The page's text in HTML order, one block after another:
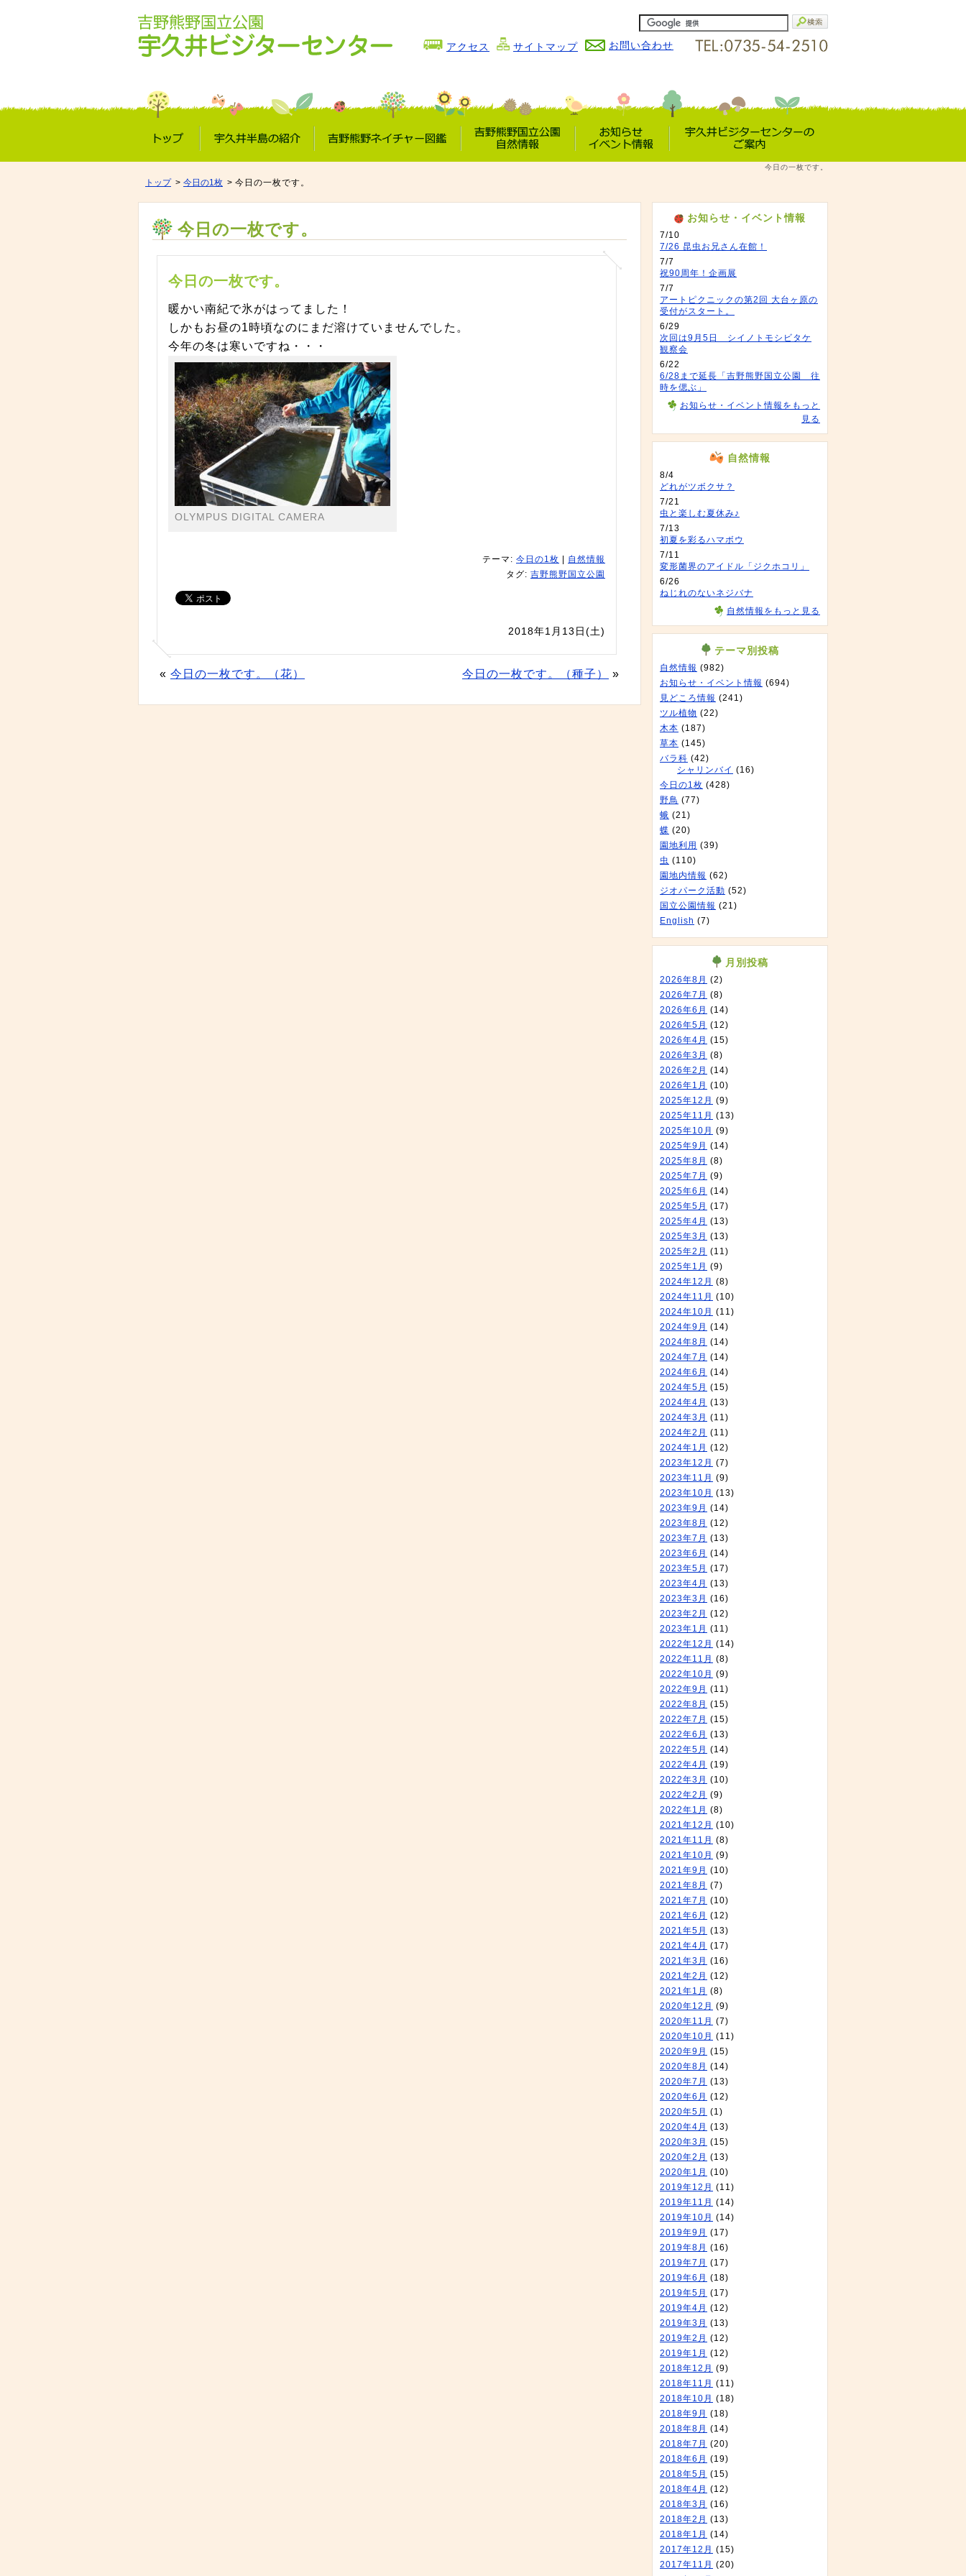
アクセス サイトマップ お問い合わせ
トップ 宇久井半島の紹介
吉野熊野
吉野熊野国立公園
お知らせ
宇久井VC今日の一枚です。
トップ 今日の1枚 今日の一枚です。
今日の一枚です。
今日の一枚です。
暖かい南紀で氷がはってました！
しかもお昼の1時頃なのにまだ溶けていませんでした。
今年の冬は寒いですね・・・
OLYMPUS DIGITAL CAMERA
テーマ: 今日の1枚
自然情報
タグ: 吉野熊野国立公園
2018年1月13日(土)
« 今日の一枚です。（花） 今日の一枚です。（種子） »
お知らせ・イベント情報
7/10
7/26 昆虫お兄さん在館！
7/7
祝90周年！企画展
7/7
アートピクニックの第2回 大台ヶ原の
受付がスタート。
6/29
次回は9月5日 シイノトモシビタケ
観察会
6/22
6/28まで延長「吉野熊野国立公園 往
時を偲ぶ」
お知らせ・イベント情報をもっと
見る
自然情報
8/4
どれがツボクサ？
7/21
虫と楽しむ夏休み♪
7/13
初夏を彩るハマボウ
7/11
変形菌界のアイドル「ジクホコリ」
6/26
ねじれのないネジバナ
自然情報をもっと見る
テーマ別投稿
自然情報 (982)
お知らせ・イベント情報 (694)
見どころ情報 (241)
ツル植物 (22)
木本 (187)
草本 (145)
バラ科 (42)
シャリンバイ (16)
今日の1枚 (428)
野鳥 (77)
蛾 (21)
蝶 (20)
園地利用 (39)
虫 (110)
園地内情報 (62)
ジオパーク活動 (52)
国立公園情報 (21)
English (7)
月別投稿
2026年8月 (2)
2026年7月 (8)
2026年6月 (14)
2026年5月 (12)
2026年4月 (15)
2026年3月 (8)
2026年2月 (14)
2026年1月 (10)
2025年12月 (9)
2025年11月 (13)
2025年10月 (9)
2025年9月 (14)
2025年8月 (8)
2025年7月 (9)
2025年6月 (14)
2025年5月 (17)
2025年4月 (13)
2025年3月 (13)
2025年2月 (11)
2025年1月 (9)
2024年12月 (8)
2024年11月 (10)
2024年10月 (11)
2024年9月 (14)
2024年8月 (14)
2024年7月 (14)
2024年6月 (14)
2024年5月 (15)
2024年4月 (13)
2024年3月 (11)
2024年2月 (11)
2024年1月 (12)
2023年12月 (7)
2023年11月 (9)
2023年10月 (13)
2023年9月 (14)
2023年8月 (12)
2023年7月 (13)
2023年6月 (14)
2023年5月 (17)
2023年4月 (13)
2023年3月 (16)
2023年2月 (12)
2023年1月 (11)
2022年12月 (14)
2022年11月 (8)
2022年10月 (9)
2022年9月 (11)
2022年8月 (15)
2022年7月 (15)
2022年6月 (13)
2022年5月 (14)
2022年4月 (19)
2022年3月 (10)
2022年2月 (9)
2022年1月 (8)
2021年12月 (10)
2021年11月 (8)
2021年10月 (9)
2021年9月 (10)
2021年8月 (7)
2021年7月 (10)
2021年6月 (12)
2021年5月 (13)
2021年4月 (17)
2021年3月 (16)
2021年2月 (12)
2021年1月 (8)
2020年12月 (9)
2020年11月 (7)
2020年10月 (11)
2020年9月 (15)
2020年8月 (14)
2020年7月 (13)
2020年6月 (12)
2020年5月 (1)
2020年4月 (13)
2020年3月 (15)
2020年2月 (13)
2020年1月 (10)
2019年12月 (11)
2019年11月 (14)
2019年10月 (14)
2019年9月 (17)
2019年8月 (16)
2019年7月 (17)
2019年6月 (18)
2019年5月 (17)
2019年4月 (12)
2019年3月 (13)
2019年2月 (12)
2019年1月 (12)
2018年12月 (9)
2018年11月 (11)
2018年10月 (18)
2018年9月 (18)
2018年8月 (14)
2018年7月 (20)
2018年6月 (19)
2018年5月 (15)
2018年4月 (12)
2018年3月 (16)
2018年2月 (13)
2018年1月 (14)
2017年12月 (15)
2017年11月 (20)